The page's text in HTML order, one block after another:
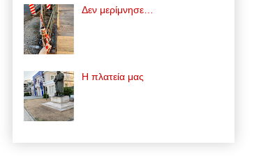
Δεν μερίμνησε…
Η πλατεία μας